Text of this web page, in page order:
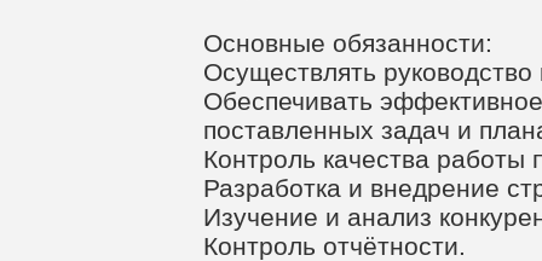
Основные обязанности:
Осуществлять
Обеспечивать
поставленных задач и
Контроль качества работы
Разработка и внедрение
Изучение и анализ
Контроль отчётности.